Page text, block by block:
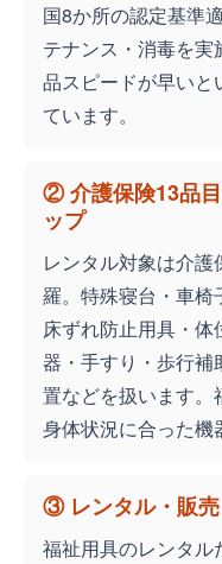
国8か所の認定基準
テナンス・消毒を
品スピードが早い
ています。
② 介護保険13品
ップ
レンタル対象は介
羅。特殊寝台・車椅
床ずれ防止用具・
器・手すり・歩行補
置などを扱います。
身体状況に合った機
③ レンタル・販
福祉用具のレンタル